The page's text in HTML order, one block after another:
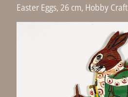
Easter Eggs, 26 cm, Hobby Craft